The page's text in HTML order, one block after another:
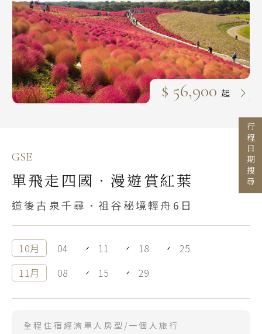
行程日期搜尋
$ 56,900 起
GSE
單飛走四國．漫遊賞紅葉
道後古泉千尋．祖谷秘境輕舟6日
10月 04 11 18
25
11月
08 15 29
全程住宿經濟單人房型/一個人旅行
Search
行程日期搜尋
出發區間
至
目的地
國家 / 地區
北海道 札幌 函館
北陸 名古屋 小松
關東 東京 伊豆
關西 大阪 京都
廣島 山陰山陽 四國
主題旅遊
點燈．白川鄉
慶典．祭典旅
春節．過年團
主題樂園旅遊